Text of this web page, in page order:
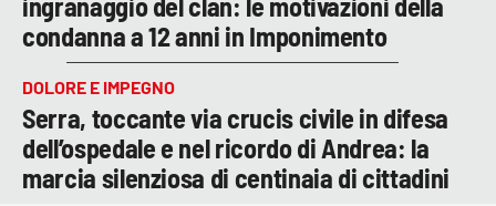
condanna a 12 anni in Imponimento
DOLORE E IMPEGNO
Serra, toccante via crucis civile in difesa
dell’ospedale e nel ricordo di Andrea: la
marcia silenziosa di centinaia di cittadini